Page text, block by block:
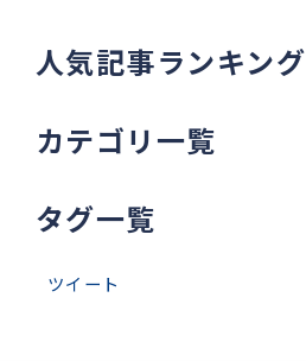
人気記事ランキング
カテゴリ一覧
タグ一覧
ツイート